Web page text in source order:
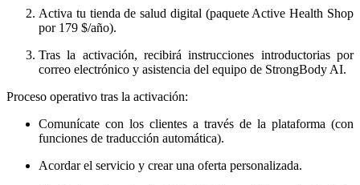
Activa tu tienda de salud digital (paquete Active Health Shop
por 179 $/año).
Tras la activación, recibirá instrucciones introductorias por
correo electrónico y asistencia del equipo de StrongBody AI.
Proceso operativo tras la activación:
Comunícate con los clientes a través de la plataforma (con
funciones de traducción automática).
Acordar el servicio y crear una oferta personalizada.